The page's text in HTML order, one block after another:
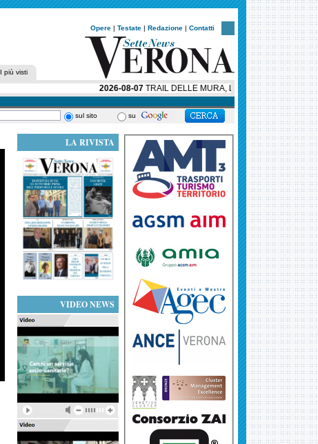
Opere | Testate | Redazione | Contatti
I più visti
2026-08-07TRAIL DELLE MURA, LA NOTTE VERONESE
sul sito su
LA RIVISTA
VIDEO NEWS